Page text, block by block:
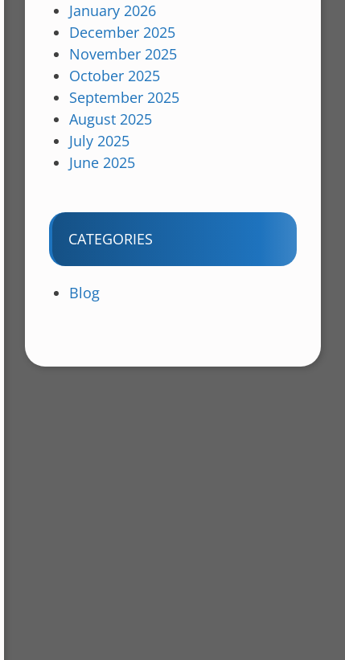
January 2026
December 2025
November 2025
October 2025
September 2025
August 2025
July 2025
June 2025
CATEGORIES
Blog